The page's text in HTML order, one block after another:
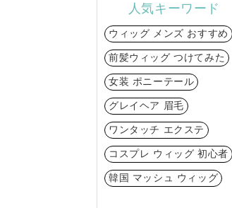
人気キーワード
ウィッグ メンズ おすすめ
前髪ウィッグ つけてみた
女装 ポニーテール
グレイヘア 眉毛
ワンタッチ エクステ
コスプレ ウィッグ 初心者
韓国 マッシュ ウィッグ